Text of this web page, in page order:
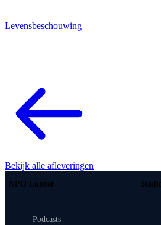
Levensbeschouwing
Bekijk alle afleveringen
NPO Luister
Podcasts